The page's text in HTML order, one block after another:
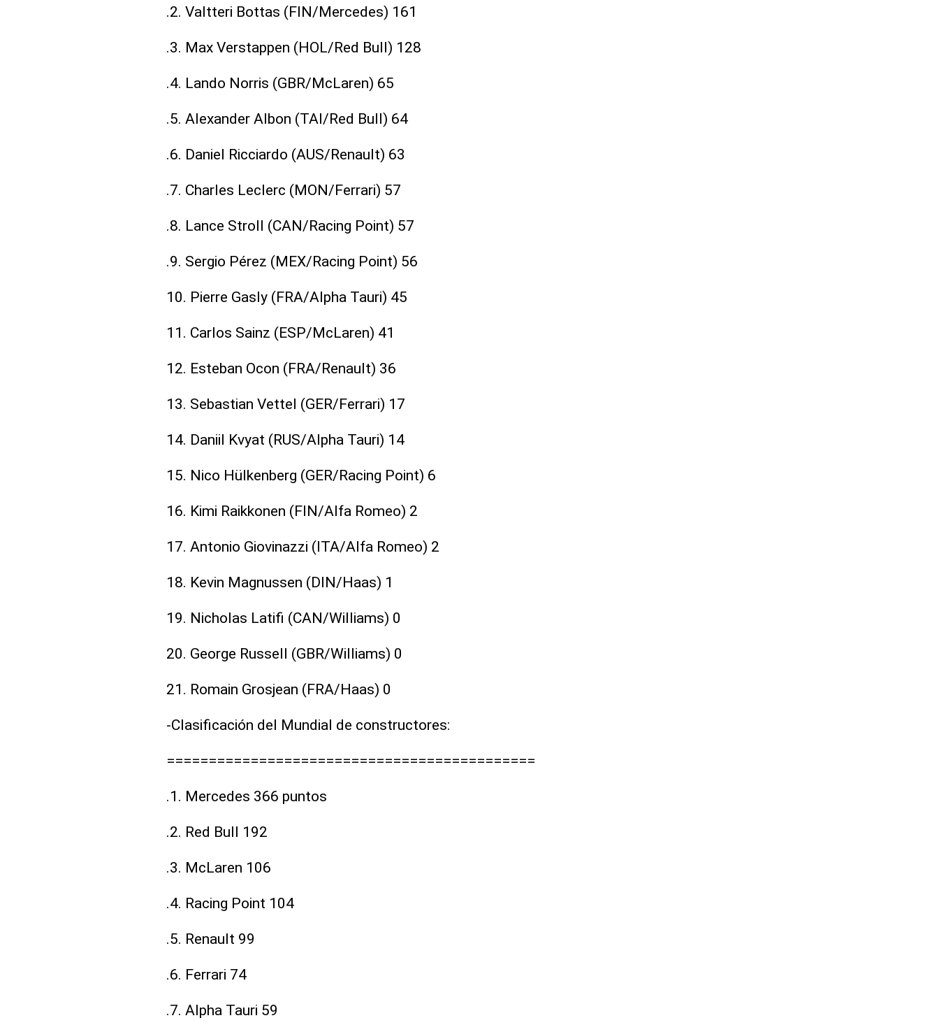
.2. Valtteri Bottas (FIN/Mercedes) 161
.3. Max Verstappen (HOL/Red Bull) 128
.4. Lando Norris (GBR/McLaren) 65
.5. Alexander Albon (TAI/Red Bull) 64
.6. Daniel Ricciardo (AUS/Renault) 63
.7. Charles Leclerc (MON/Ferrari) 57
.8. Lance Stroll (CAN/Racing Point) 57
.9. Sergio Pérez (MEX/Racing Point) 56
10. Pierre Gasly (FRA/Alpha Tauri) 45
11. Carlos Sainz (ESP/McLaren) 41
12. Esteban Ocon (FRA/Renault) 36
13. Sebastian Vettel (GER/Ferrari) 17
14. Daniil Kvyat (RUS/Alpha Tauri) 14
15. Nico Hülkenberg (GER/Racing Point) 6
16. Kimi Raikkonen (FIN/Alfa Romeo) 2
17. Antonio Giovinazzi (ITA/Alfa Romeo) 2
18. Kevin Magnussen (DIN/Haas) 1
19. Nicholas Latifi (CAN/Williams) 0
20. George Russell (GBR/Williams) 0
21. Romain Grosjean (FRA/Haas) 0
-Clasificación del Mundial de constructores:
============================================
.1. Mercedes 366 puntos
.2. Red Bull 192
.3. McLaren 106
.4. Racing Point 104
.5. Renault 99
.6. Ferrari 74
.7. Alpha Tauri 59